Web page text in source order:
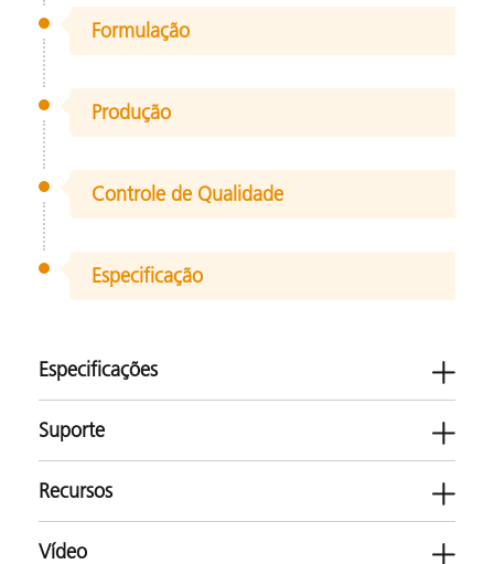
Formulação
Produção
Controle de Qualidade
Especificação
Especificações
Suporte
Software
Recursos
Vídeo